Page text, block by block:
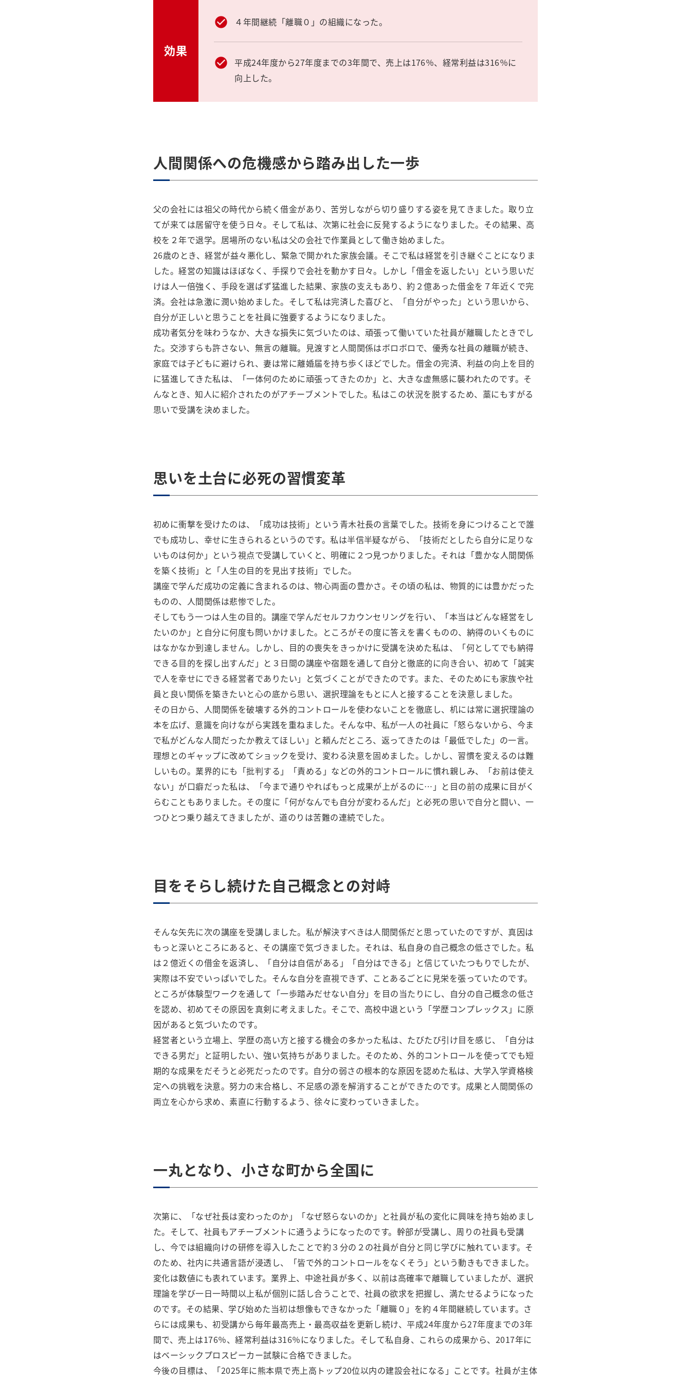
効果
４年間継続「離職０」の組織になった。
平成24年度から27年度までの3年間で、売上は176％、経常利益は316％に
向上した。
人間関係への危機感から踏み出した一歩
父の会社には祖父の時代から続く借金があり、苦労しながら切り盛りする姿を見てきました。取り立
てが来ては居留守を使う日々。そして私は、次第に社会に反発するようになりました。その結果、高
校を２年で退学。居場所のない私は父の会社で作業員として働き始めました。
26歳のとき、経営が益々悪化し、緊急で開かれた家族会議。そこで私は経営を引き継ぐことになりま
した。経営の知識はほぼなく、手探りで会社を動かす日々。しかし「借金を返したい」という思いだ
けは人一倍強く、手段を選ばず猛進した結果、家族の支えもあり、約２億あった借金を７年近くで完
済。会社は急激に潤い始めました。そして私は完済した喜びと、「自分がやった」という思いから、
自分が正しいと思うことを社員に強要するようになりました。
成功者気分を味わうなか、大きな損失に気づいたのは、頑張って働いていた社員が離職したときでし
た。交渉すらも許さない、無言の離職。見渡すと人間関係はボロボロで、優秀な社員の離職が続き、
家庭では子どもに避けられ、妻は常に離婚届を持ち歩くほどでした。借金の完済、利益の向上を目的
に猛進してきた私は、「一体何のために頑張ってきたのか」と、大きな虚無感に襲われたのです。そ
んなとき、知人に紹介されたのがアチーブメントでした。私はこの状況を脱するため、藁にもすがる
思いで受講を決めました。
思いを土台に必死の習慣変革
初めに衝撃を受けたのは、「成功は技術」という青木社長の言葉でした。技術を身につけることで誰
でも成功し、幸せに生きられるというのです。私は半信半疑ながら、「技術だとしたら自分に足りな
いものは何か」という視点で受講していくと、明確に２つ見つかりました。それは「豊かな人間関係
を築く技術」と「人生の目的を見出す技術」でした。
講座で学んだ成功の定義に含まれるのは、物心両面の豊かさ。その頃の私は、物質的には豊かだった
ものの、人間関係は悲惨でした。
そしてもう一つは人生の目的。講座で学んだセルフカウンセリングを行い、「本当はどんな経営をし
たいのか」と自分に何度も問いかけました。ところがその度に答えを書くものの、納得のいくものに
はなかなか到達しません。しかし、目的の喪失をきっかけに受講を決めた私は、「何としてでも納得
できる目的を探し出すんだ」と３日間の講座や宿題を通して自分と徹底的に向き合い、初めて「誠実
で人を幸せにできる経営者でありたい」と気づくことができたのです。また、そのためにも家族や社
員と良い関係を築きたいと心の底から思い、選択理論をもとに人と接することを決意しました。
その日から、人間関係を破壊する外的コントロールを使わないことを徹底し、机には常に選択理論の
本を広げ、意識を向けながら実践を重ねました。そんな中、私が一人の社員に「怒らないから、今ま
で私がどんな人間だったか教えてほしい」と頼んだところ、返ってきたのは「最低でした」の一言。
理想とのギャップに改めてショックを受け、変わる決意を固めました。しかし、習慣を変えるのは難
しいもの。業界的にも「批判する」「責める」などの外的コントロールに慣れ親しみ、「お前は使え
ない」が口癖だった私は、「今まで通りやればもっと成果が上がるのに…」と目の前の成果に目がく
らむこともありました。その度に「何がなんでも自分が変わるんだ」と必死の思いで自分と闘い、一
つひとつ乗り越えてきましたが、道のりは苦難の連続でした。
目をそらし続けた自己概念との対峙
そんな矢先に次の講座を受講しました。私が解決すべきは人間関係だと思っていたのですが、真因は
もっと深いところにあると、その講座で気づきました。それは、私自身の自己概念の低さでした。私
は２億近くの借金を返済し、「自分は自信がある」「自分はできる」と信じていたつもりでしたが、
実際は不安でいっぱいでした。そんな自分を直視できず、ことあるごとに見栄を張っていたのです。
ところが体験型ワークを通して「一歩踏みだせない自分」を目の当たりにし、自分の自己概念の低さ
を認め、初めてその原因を真剣に考えました。そこで、高校中退という「学歴コンプレックス」に原
因があると気づいたのです。
経営者という立場上、学歴の高い方と接する機会の多かった私は、たびたび引け目を感じ、「自分は
できる男だ」と証明したい、強い気持ちがありました。そのため、外的コントロールを使ってでも短
期的な成果をだそうと必死だったのです。自分の弱さの根本的な原因を認めた私は、大学入学資格検
定への挑戦を決意。努力の末合格し、不足感の源を解消することができたのです。成果と人間関係の
両立を心から求め、素直に行動するよう、徐々に変わっていきました。
一丸となり、小さな町から全国に
次第に、「なぜ社長は変わったのか」「なぜ怒らないのか」と社員が私の変化に興味を持ち始めまし
た。そして、社員もアチーブメントに通うようになったのです。幹部が受講し、周りの社員も受講
し、今では組織向けの研修を導入したことで約３分の２の社員が自分と同じ学びに触れています。そ
のため、社内に共通言語が浸透し、「皆で外的コントロールをなくそう」という動きもできました。
変化は数値にも表れています。業界上、中途社員が多く、以前は高確率で離職していましたが、選択
理論を学び一日一時間以上私が個別に話し合うことで、社員の欲求を把握し、満たせるようになった
のです。その結果、学び始めた当初は想像もできなかった「離職０」を約４年間継続しています。さ
らには成果も、初受講から毎年最高売上・最高収益を更新し続け、平成24年度から27年度までの3年
間で、売上は176％、経常利益は316％になりました。そして私自身、これらの成果から、2017年に
はベーシックプロスピーカー試験に合格できました。
今後の目標は、「2025年に熊本県で売上高トップ20位以内の建設会社になる」ことです。社員が主体